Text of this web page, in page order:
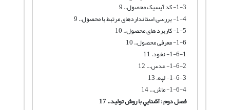
1-3- کد آیسیک محصول.. 9
1-4- بررسی استانداردهای مرتبط با محصول.. 9
1-5- کاربرد های محصول.. 10
1-6- معرفی محصول.. 10
1-6-1- نخود. 11
1-6-2- عدس... 12
1-6-3- لپه. 13
1-6-4- ماش... 14
فصل دوم : آشنايي با روش توليد.. 17